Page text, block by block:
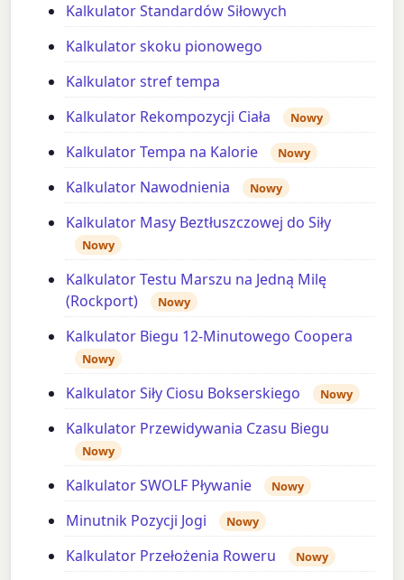
Kalkulator Standardów Siłowych
Kalkulator skoku pionowego
Kalkulator stref tempa
Kalkulator Rekompozycji Ciała
Nowy
Kalkulator Tempa na Kalorie Nowy
Kalkulator Nawodnienia Nowy
Kalkulator Masy Beztłuszczowej do Siły
Nowy
Kalkulator Testu Marszu na Jedną Milę
(Rockport)
Nowy
Kalkulator Biegu 12-Minutowego Coopera
Nowy
Kalkulator Siły Ciosu Bokserskiego Nowy
Kalkulator Przewidywania Czasu Biegu
Nowy
Kalkulator SWOLF Pływanie Nowy
Minutnik Pozycji Jogi Nowy
Kalkulator Przełożenia Roweru Nowy